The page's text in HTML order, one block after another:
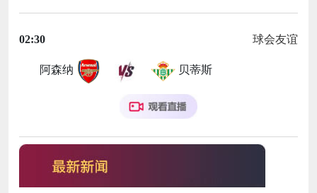
02:30 球会友谊
阿森纳 贝蒂斯